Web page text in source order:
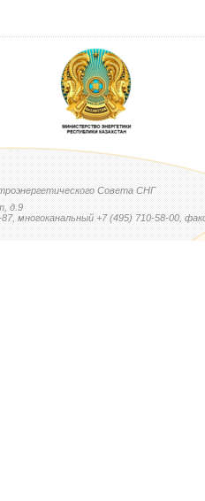
Совета СНГ
д.9
многоканальный +7 (495) 710-58-00,